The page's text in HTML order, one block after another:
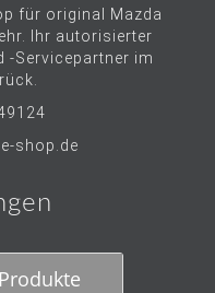
für original Mazda
Ihr autorisierter
-Servicepartner im
shop.de